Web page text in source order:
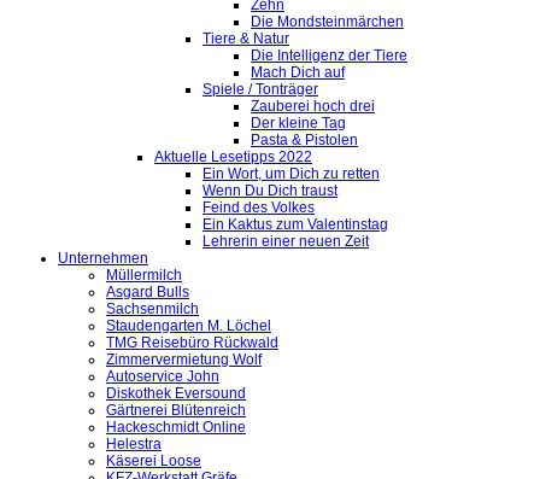
Zehn
Die Mondsteinmärchen
Tiere & Natur
Die Intelligenz der Tiere
Mach Dich auf
Spiele / Tonträger
Zauberei hoch drei
Der kleine Tag
Pasta & Pistolen
Aktuelle Lesetipps 2022
Ein Wort, um Dich zu retten
Wenn Du Dich traust
Feind des Volkes
Ein Kaktus zum Valentinstag
Lehrerin einer neuen Zeit
Unternehmen
Müllermilch
Asgard Bulls
Sachsenmilch
Staudengarten M. Löchel
TMG Reisebüro Rückwald
Zimmervermietung Wolf
Autoservice John
Diskothek Eversound
Gärtnerei Blütenreich
Hackeschmidt Online
Helestra
Käserei Loose